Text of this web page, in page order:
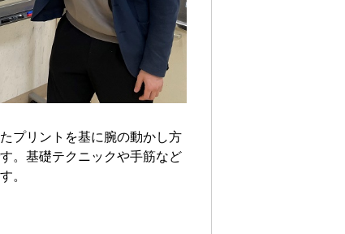
プリントを基に腕の動かし方
。基礎テクニックや手筋など
。